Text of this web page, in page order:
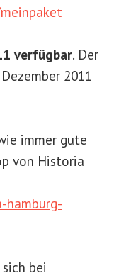
verfügbar. Der
2011
immer gute
von Historia
hamburg-
bei